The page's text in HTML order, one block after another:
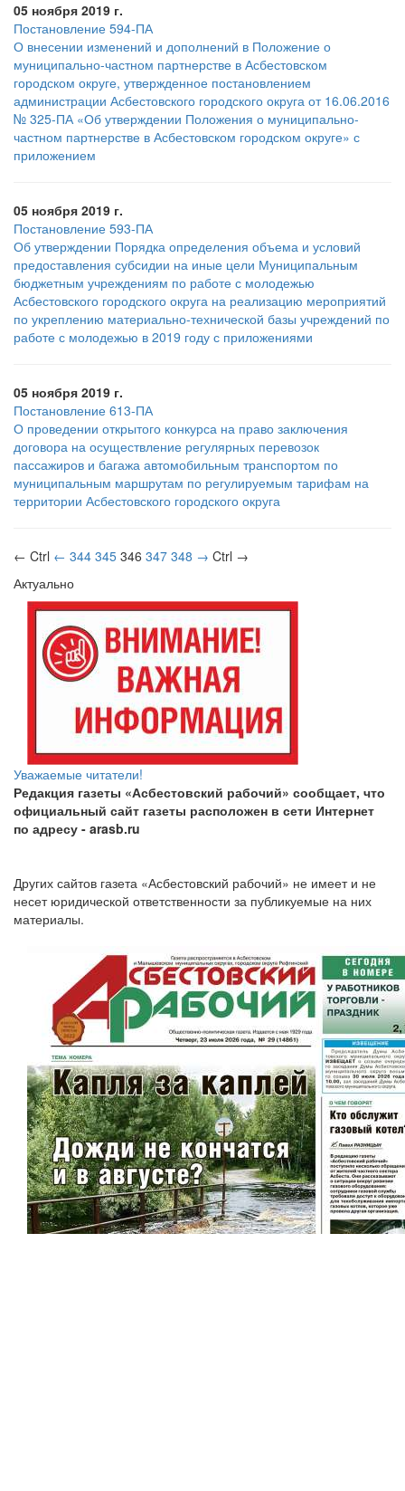
05 ноября 2019 г.
Постановление 594-ПА
О внесении изменений и дополнений в Положение о
муниципально-частном партнерстве в Асбестовском
городском округе, утвержденное постановлением
администрации Асбестовского городского округа от 16.06.2016
№ 325-ПА «Об утверждении Положения о муниципально-
частном партнерстве в Асбестовском городском округе» с
приложением
05 ноября 2019 г.
Постановление 593-ПА
Об утверждении Порядка определения объема и условий
предоставления субсидии на иные цели Муниципальным
бюджетным учреждениям по работе с молодежью
Асбестовского городского округа на реализацию мероприятий
по укреплению материально-технической базы учреждений по
работе с молодежью в 2019 году с приложениями
05 ноября 2019 г.
Постановление 613-ПА
О проведении открытого конкурса на право заключения
договора на осуществление регулярных перевозок
пассажиров и багажа автомобильным транспортом по
муниципальным маршрутам по регулируемым тарифам на
территории Асбестовского городского округа
← Ctrl ← 344 345 346 347 348 → Ctrl →
Актуально
Уважаемые читатели!
Редакция газеты «Асбестовский рабочий» сообщает, что
официальный сайт газеты расположен в сети Интернет
по адресу - arasb.ru
Других сайтов газета «Асбестовский рабочий» не имеет и не
несет юридической ответственности за публикуемые на них
материалы.